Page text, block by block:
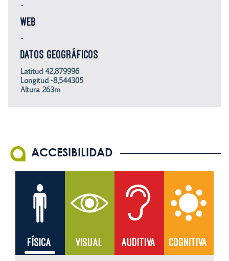
-
WEB
-
DATOS GEOGRÁFICOS
Latitud 42,879996
Longitud -8,544305
Altura 263m
ACCESIBILIDAD
FÍSICA VISUAL AUDITIVA COGNITIVA